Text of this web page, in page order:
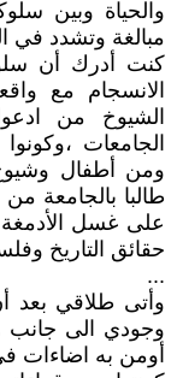
والحياة وبين
مبالغة وتشدد في
كنت أدرك أن
الانسجام مع
الشيوخ من
الجامعات
ومن أطفال
طالبا بالجامعة
على غسل
حقائق التاريخ
...
وأتى طلاقي
وجودي الى جانب
أومن به